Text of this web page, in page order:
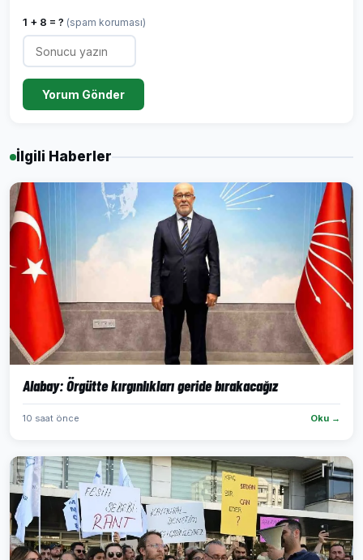
1 + 8 = ? (spam koruması)
Yorum Gönder
İlgili Haberler
Alabay: Örgütte kırgınlıkları geride bırakacağız
10 saat önce Oku →